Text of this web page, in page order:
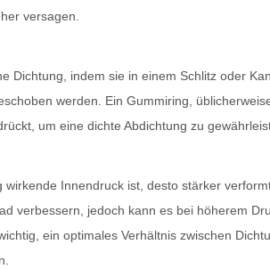
versagen.
Dichtung, indem sie in einem Schlitz oder
werden. Ein Gummiring,
um eine dichte Abdichtung zu
Innendruck ist, desto stärker
verbessern, jedoch kann es bei höherem
ein optimales Verhältnis zwischen